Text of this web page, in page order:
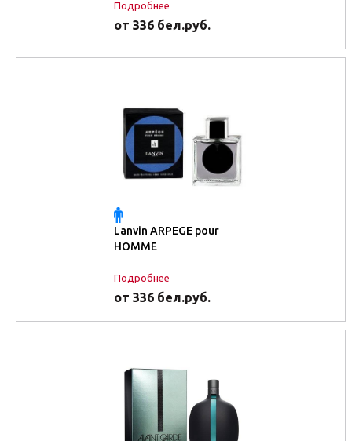
Подробнее
от 336 бел.руб.
Lanvin ARPEGE pour
HOMME
Подробнее
от 336 бел.руб.